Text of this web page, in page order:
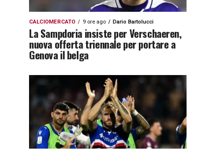
CALCIOMERCATO 9 ore ago Dario Bartolucci
La Sampdoria insiste per Verschaeren,
nuova offerta triennale per portare a
Genova il belga